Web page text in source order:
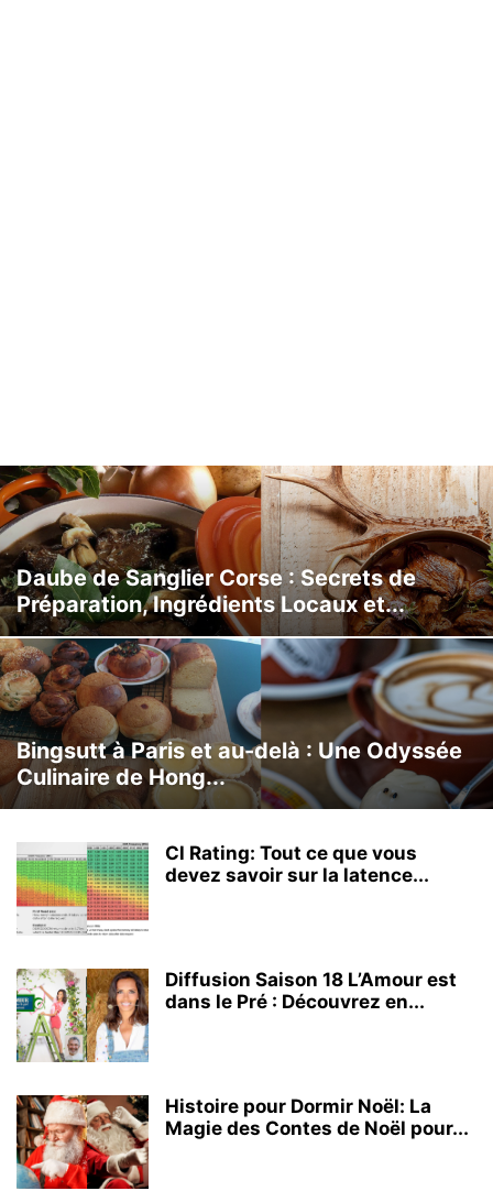
Daube de Sanglier Corse : Secrets de
Préparation, Ingrédients Locaux et...
Bingsutt à Paris et au-delà : Une Odyssée
Culinaire de Hong...
Cl Rating: Tout ce que vous
devez savoir sur la latence...
Diffusion Saison 18 L’Amour est
dans le Pré : Découvrez en...
Histoire pour Dormir Noël: La
Magie des Contes de Noël pour...